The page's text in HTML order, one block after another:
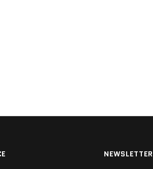
NEWSLETTER